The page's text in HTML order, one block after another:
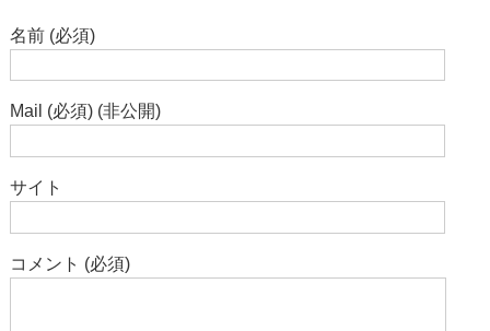
名前 (必須)
Mail (必須) (非公開)
サイト
コメント (必須)